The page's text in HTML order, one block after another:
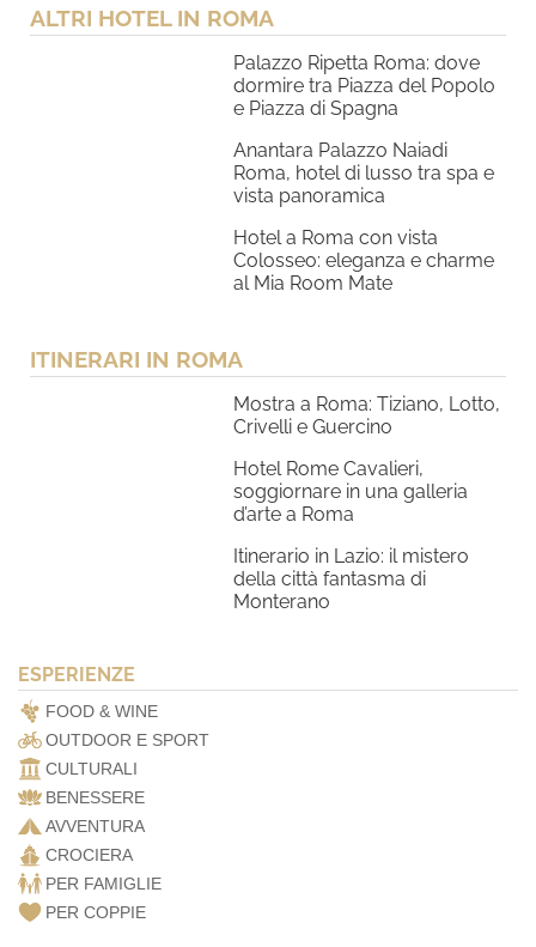
ALTRI HOTEL IN ROMA
Palazzo Ripetta Roma: dove
dormire tra Piazza del Popolo
e Piazza di Spagna
Anantara Palazzo Naiadi
Roma, hotel di lusso tra spa e
vista panoramica
Hotel a Roma con vista
Colosseo: eleganza e charme
al Mia Room Mate
ITINERARI IN ROMA
Mostra a Roma: Tiziano, Lotto,
Crivelli e Guercino
Hotel Rome Cavalieri,
soggiornare in una galleria
d’arte a Roma
Itinerario in Lazio: il mistero
della città fantasma di
Monterano
ESPERIENZE
FOOD & WINE
OUTDOOR E SPORT
CULTURALI
BENESSERE
AVVENTURA
CROCIERA
PER FAMIGLIE
PER COPPIE